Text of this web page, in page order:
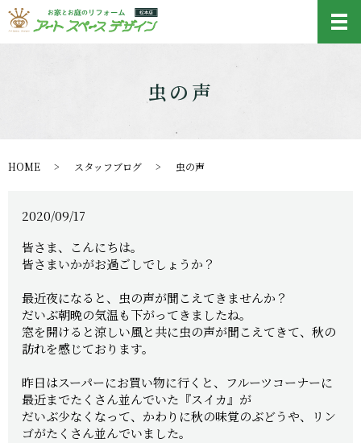
虫の声
HOME スタッフブログ 虫の声
2020/09/17
皆さま、こんにちは。
皆さまいかがお過ごしでしょうか？
最近夜になると、虫の声が聞こえてきませんか？
だいぶ朝晩の気温も下がってきましたね。
窓を開けると涼しい風と共に虫の声が聞こえてきて、秋の
訪れを感じております。
昨日はスーパーにお買い物に行くと、フルーツコーナーに
最近までたくさん並んでいた『スイカ』が
だいぶ少なくなって、かわりに秋の味覚のぶどうや、リン
ゴがたくさん並んでいました。